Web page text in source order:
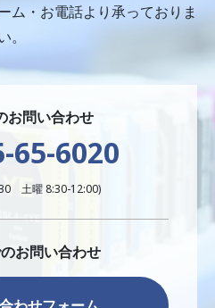
ム・お電話より承っておりま
お問い合わせ
65-6020
土曜 8:30-12:00)
お問い合わせ